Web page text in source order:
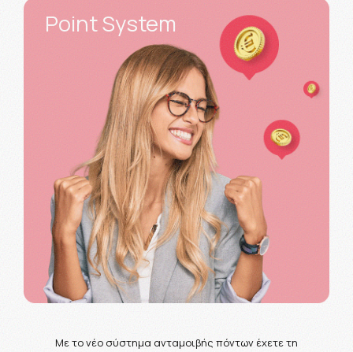
Point System
Με το νέο σύστημα ανταμοιβής πόντων έχετε τη